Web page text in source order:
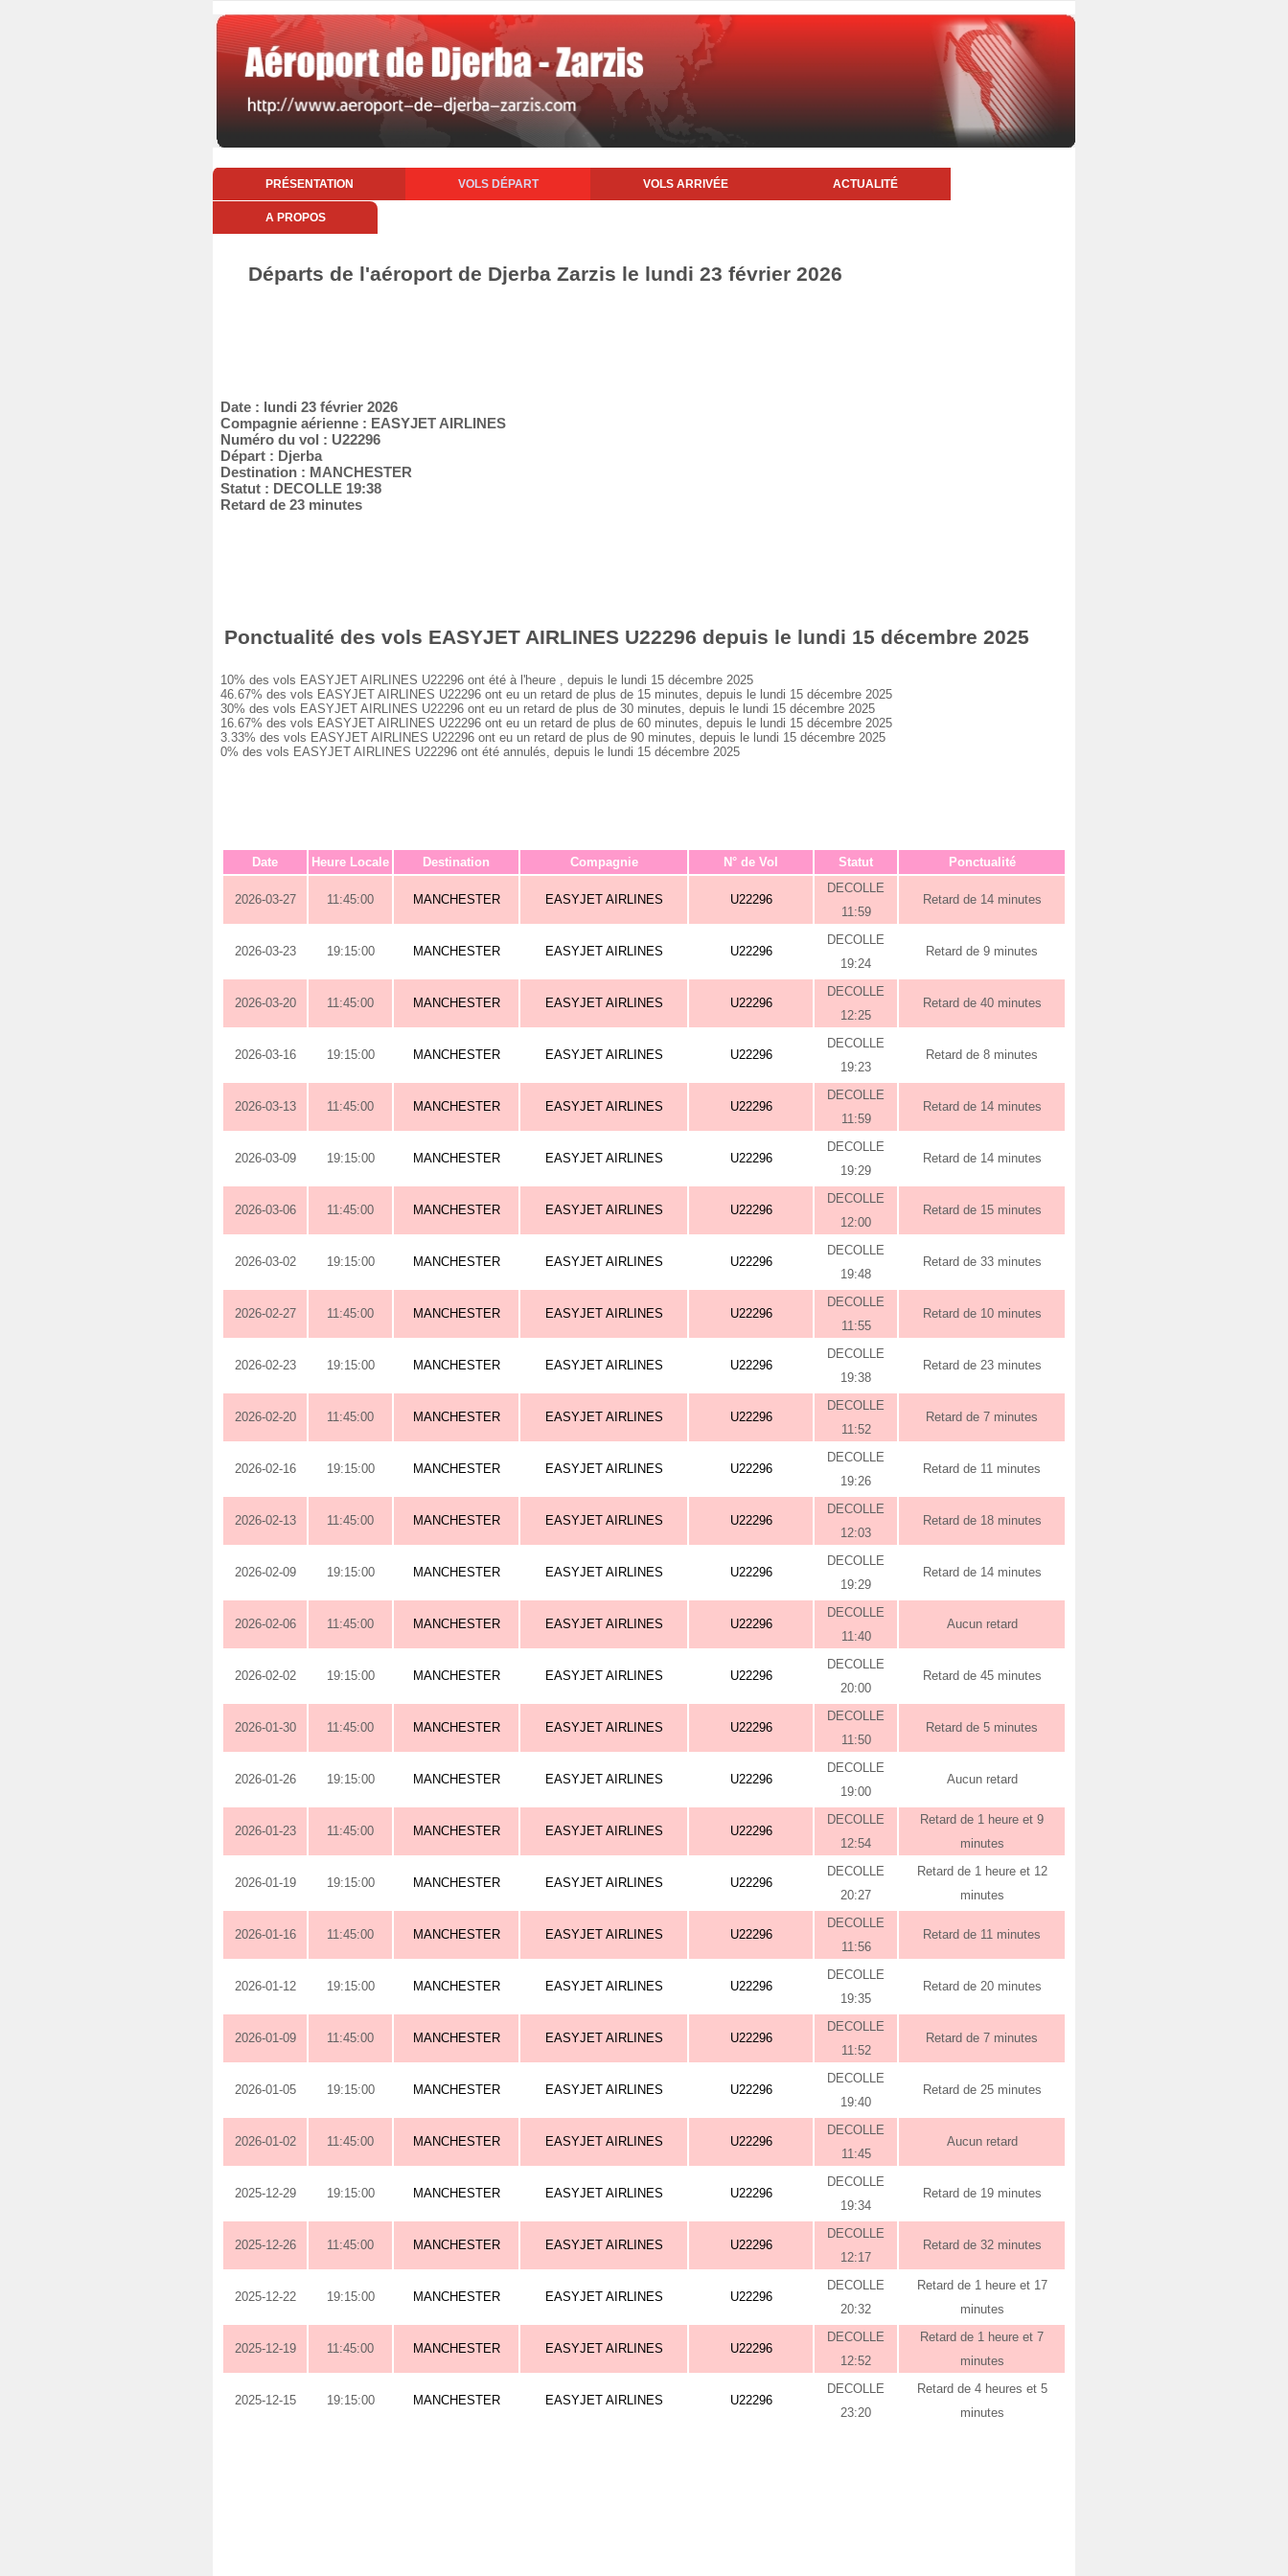
PRÉSENTATION VOLS DÉPART VOLS ARRIVÉE ACTUALITÉ
A PROPOS
Départs de l'aéroport de Djerba Zarzis le lundi 23 février 2026
Date : lundi 23 février 2026
Compagnie aérienne : EASYJET AIRLINES
Numéro du vol : U22296
Départ : Djerba
Destination : MANCHESTER
Statut : DECOLLE 19:38
Retard de 23 minutes
Ponctualité des vols EASYJET AIRLINES U22296 depuis le lundi 15 décembre 2025
10% des vols EASYJET AIRLINES U22296 ont été à l'heure , depuis le lundi 15 décembre 2025
46.67% des vols EASYJET AIRLINES U22296 ont eu un retard de plus de 15 minutes, depuis le lundi 15 décembre 2025
30% des vols EASYJET AIRLINES U22296 ont eu un retard de plus de 30 minutes, depuis le lundi 15 décembre 2025
16.67% des vols EASYJET AIRLINES U22296 ont eu un retard de plus de 60 minutes, depuis le lundi 15 décembre 2025
3.33% des vols EASYJET AIRLINES U22296 ont eu un retard de plus de 90 minutes, depuis le lundi 15 décembre 2025
0% des vols EASYJET AIRLINES U22296 ont été annulés, depuis le lundi 15 décembre 2025
Date Heure Locale Destination Compagnie N° de Vol Statut Ponctualité
2026-03-27 11:45:00 MANCHESTER EASYJET AIRLINES U22296
DECOLLE
11:59
Retard de 14 minutes
2026-03-23 19:15:00 MANCHESTER EASYJET AIRLINES U22296
DECOLLE
19:24
Retard de 9 minutes
2026-03-20 11:45:00 MANCHESTER EASYJET AIRLINES U22296
DECOLLE
12:25
Retard de 40 minutes
2026-03-16 19:15:00 MANCHESTER EASYJET AIRLINES U22296
DECOLLE
19:23
Retard de 8 minutes
2026-03-13 11:45:00 MANCHESTER EASYJET AIRLINES U22296
DECOLLE
11:59
Retard de 14 minutes
2026-03-09 19:15:00 MANCHESTER EASYJET AIRLINES U22296
DECOLLE
19:29
Retard de 14 minutes
2026-03-06 11:45:00 MANCHESTER EASYJET AIRLINES U22296
DECOLLE
12:00
Retard de 15 minutes
2026-03-02 19:15:00 MANCHESTER EASYJET AIRLINES U22296
DECOLLE
19:48
Retard de 33 minutes
2026-02-27 11:45:00 MANCHESTER EASYJET AIRLINES U22296
DECOLLE
11:55
Retard de 10 minutes
2026-02-23 19:15:00 MANCHESTER EASYJET AIRLINES U22296
DECOLLE
19:38
Retard de 23 minutes
2026-02-20 11:45:00 MANCHESTER EASYJET AIRLINES U22296
DECOLLE
11:52
Retard de 7 minutes
2026-02-16 19:15:00 MANCHESTER EASYJET AIRLINES U22296
DECOLLE
19:26
Retard de 11 minutes
2026-02-13 11:45:00 MANCHESTER EASYJET AIRLINES U22296
DECOLLE
12:03
Retard de 18 minutes
2026-02-09 19:15:00 MANCHESTER EASYJET AIRLINES U22296
DECOLLE
19:29
Retard de 14 minutes
2026-02-06 11:45:00 MANCHESTER EASYJET AIRLINES U22296
DECOLLE
11:40
Aucun retard
2026-02-02 19:15:00 MANCHESTER EASYJET AIRLINES U22296
DECOLLE
20:00
Retard de 45 minutes
2026-01-30 11:45:00 MANCHESTER EASYJET AIRLINES U22296
DECOLLE
11:50
Retard de 5 minutes
2026-01-26 19:15:00 MANCHESTER EASYJET AIRLINES U22296
DECOLLE
19:00
Aucun retard
2026-01-23 11:45:00 MANCHESTER EASYJET AIRLINES U22296
DECOLLE
12:54
Retard de 1 heure et 9
minutes
2026-01-19 19:15:00 MANCHESTER EASYJET AIRLINES U22296
DECOLLE
20:27
Retard de 1 heure et 12
minutes
2026-01-16 11:45:00 MANCHESTER EASYJET AIRLINES U22296
DECOLLE
11:56
Retard de 11 minutes
2026-01-12 19:15:00 MANCHESTER EASYJET AIRLINES U22296
DECOLLE
19:35
Retard de 20 minutes
2026-01-09 11:45:00 MANCHESTER EASYJET AIRLINES U22296
DECOLLE
11:52
Retard de 7 minutes
2026-01-05 19:15:00 MANCHESTER EASYJET AIRLINES U22296
DECOLLE
19:40
Retard de 25 minutes
2026-01-02 11:45:00 MANCHESTER EASYJET AIRLINES U22296
DECOLLE
11:45
Aucun retard
2025-12-29 19:15:00 MANCHESTER EASYJET AIRLINES U22296
DECOLLE
19:34
Retard de 19 minutes
2025-12-26 11:45:00 MANCHESTER EASYJET AIRLINES U22296
DECOLLE
12:17
Retard de 32 minutes
2025-12-22 19:15:00 MANCHESTER EASYJET AIRLINES U22296
DECOLLE
20:32
Retard de 1 heure et 17
minutes
2025-12-19 11:45:00 MANCHESTER EASYJET AIRLINES U22296
DECOLLE
12:52
Retard de 1 heure et 7
minutes
2025-12-15 19:15:00 MANCHESTER EASYJET AIRLINES U22296
DECOLLE
23:20
Retard de 4 heures et 5
minutes